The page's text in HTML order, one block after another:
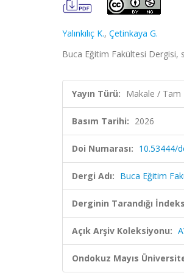
Yalınkılıç K., Çetinkaya G.
Buca Eğitim Fakültesi Dergisi,
Yayın Türü: Makale / Tam
Basım Tarihi: 2026
Doi Numarası: 10.53444/
Dergi Adı: Buca Eğitim
Derginin Tarandığı
Açık Arşiv Koleksiyonu:
Ondokuz Mayıs